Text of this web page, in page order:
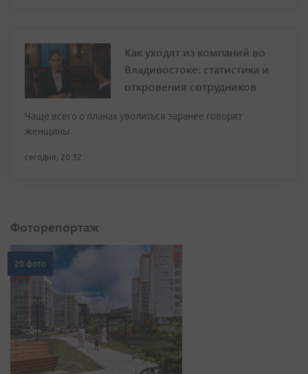
Как уходят из компаний во
Владивостоке: статистика и
откровения сотрудников
Чаще всего о планах уволиться заранее говорят
женщины
сегодня, 20:32
Фоторепортаж
20 фото